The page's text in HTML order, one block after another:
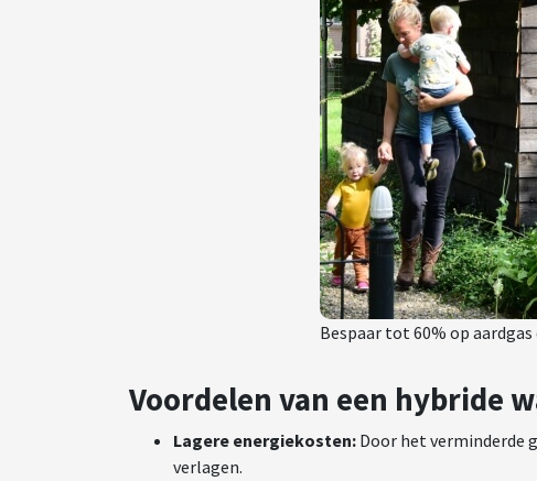
Bespaar tot 60% op
Voordelen van een hybride
Lagere energiekosten: Door het verminderde
verlagen.